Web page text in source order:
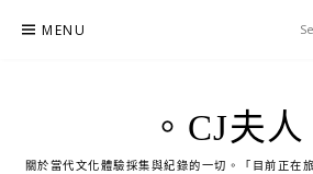
MENU
。CJ夫人
關於當代文化體驗採集與紀錄的一切。「目前正在